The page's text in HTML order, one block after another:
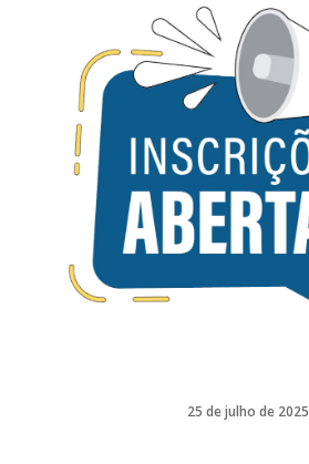
25 de julho de 2025